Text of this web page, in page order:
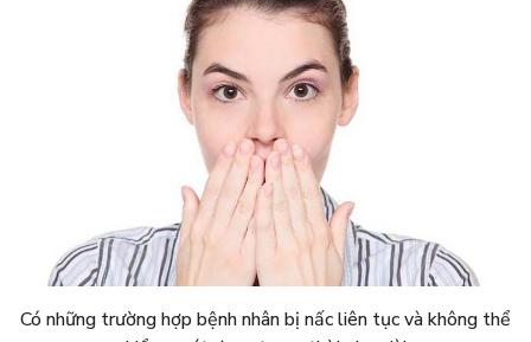
Có những trường hợp bệnh nhân bị nấc liên tục và không thể